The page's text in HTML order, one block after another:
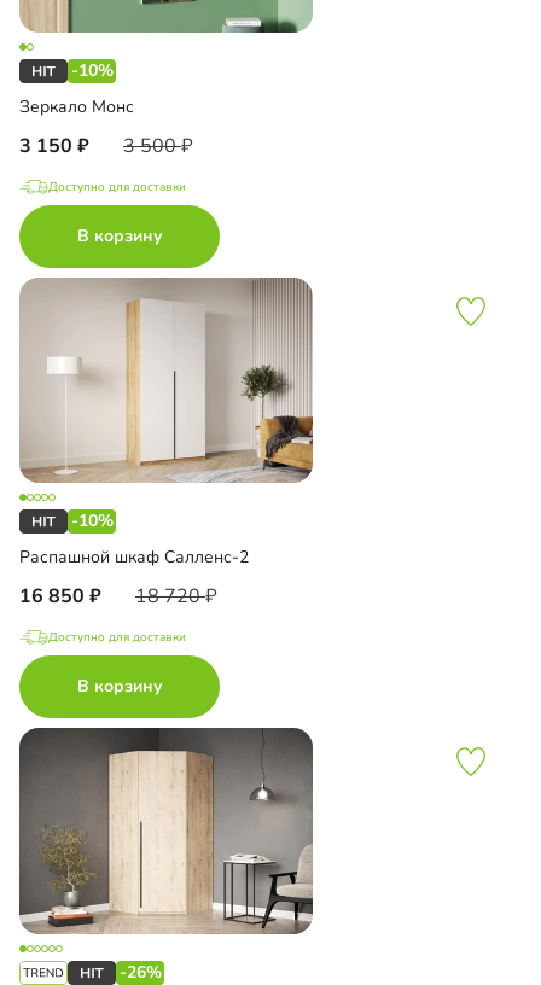
-10%
Зеркало Монс
3 150 3 500
Доступно для доставки
В корзину
-10%
Распашной шкаф Салленс-2
16 850 18 720
Доступно для доставки
В корзину
-26%